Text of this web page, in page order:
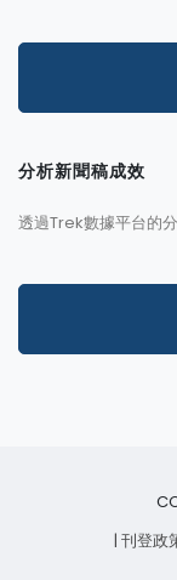
分析新聞稿成效
透過Trek數據平台的
| 刊登政